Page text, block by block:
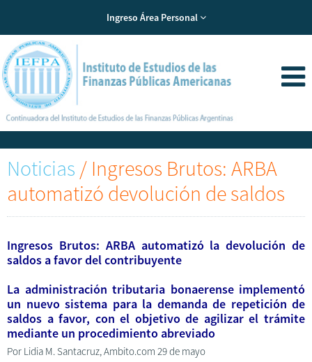
Ingreso Área Personal
Noticias / Ingresos Brutos: ARBA
automatizó devolución de saldos
Ingresos Brutos: ARBA automatizó la devolución de
saldos a favor del contribuyente
La administración tributaria bonaerense implementó
un nuevo sistema para la demanda de repetición de
saldos a favor, con el objetivo de agilizar el trámite
mediante un procedimiento abreviado
Por Lidia M. Santacruz, Ambito.com 29 de mayo